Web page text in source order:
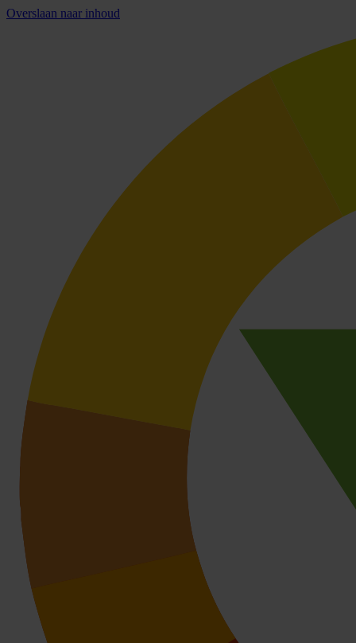
Overslaan naar inhoud